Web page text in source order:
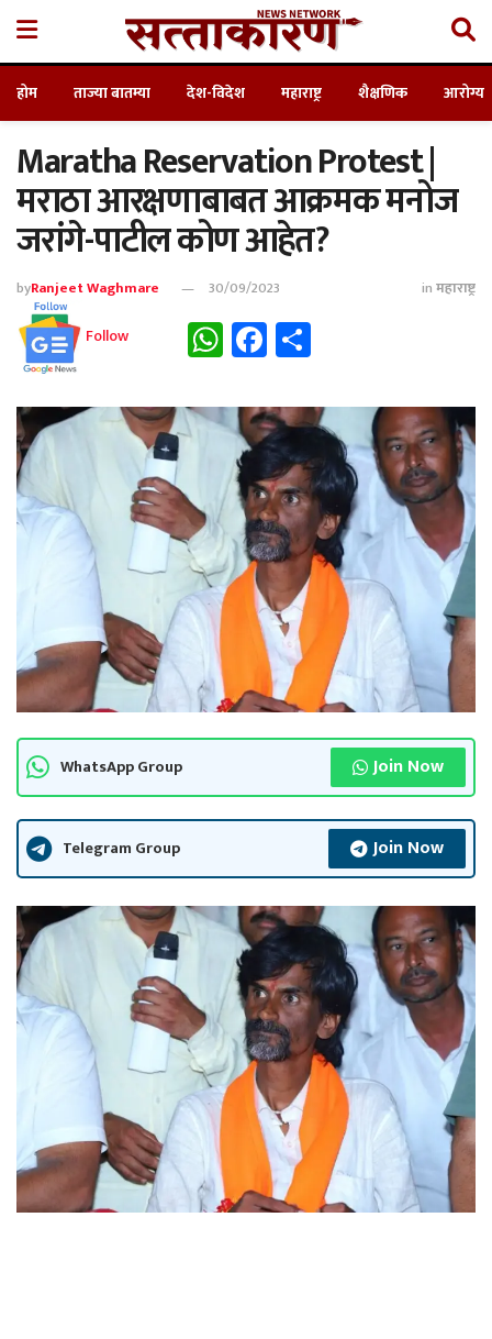
होम ताज्या बातम्या देश-विदेश महाराष्ट्र शैक्षणिक आरोग्य
Maratha Reservation Protest |
मराठा आरक्षणाबाबत आक्रमक मनोज
जरांगे-पाटील कोण आहेत?
byRanjeet Waghmare 30/09/2023 inमहाराष्ट्र
Follow WhatsApp
Facebook
WhatsApp Group Join Now
Telegram Group Join Now